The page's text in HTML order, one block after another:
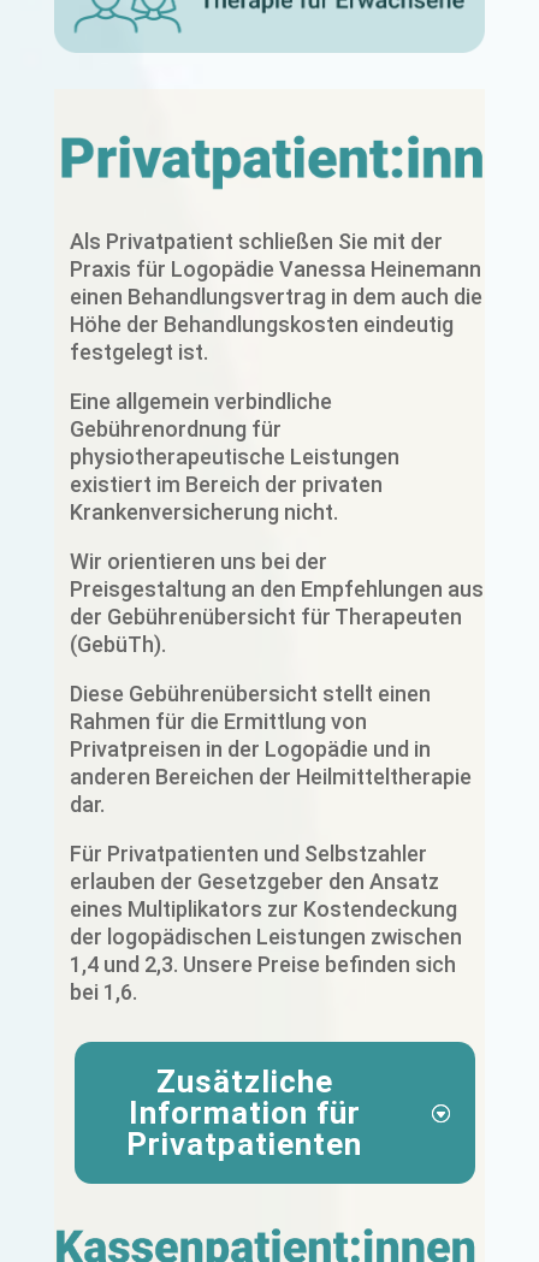
Als Privatpatient schließen Sie mit der
Praxis für Logopädie Vanessa Heinemann
einen Behandlungsvertrag in dem auch die
Höhe der Behandlungskosten eindeutig
festgelegt ist.
Eine allgemein verbindliche
Gebührenordnung für
physiotherapeutische Leistungen
existiert im Bereich der privaten
Krankenversicherung nicht.
Wir orientieren uns bei der
Preisgestaltung an den Empfehlungen aus
der Gebührenübersicht für Therapeuten
(GebüTh).
Diese Gebührenübersicht stellt einen
Rahmen für die Ermittlung von
Privatpreisen in der Logopädie und in
anderen Bereichen der Heilmitteltherapie
dar.
Für Privatpatienten und Selbstzahler
erlauben der Gesetzgeber den Ansatz
eines Multiplikators zur Kostendeckung
der logopädischen Leistungen zwischen
1,4 und 2,3. Unsere Preise befinden sich
bei 1,6.
Zusätzliche
Information für
Privatpatienten